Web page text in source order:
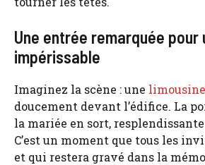
Une entrée remarquée pour
impérissable
Imaginez la scène : une
doucement devant l’édifice. La
la mariée en sort, resplendissante
C’est un moment que tous les
et qui restera gravé dans la